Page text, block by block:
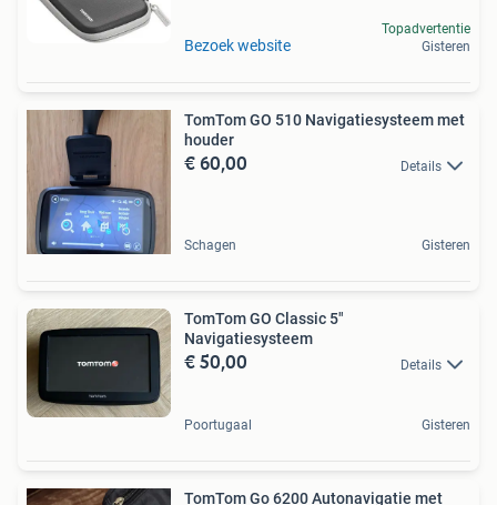
Bezoek website
Topadvertentie
Gisteren
TomTom GO 510 Navigatiesysteem met
houder
€ 60,00 Details
Schagen Gisteren
TomTom GO Classic 5"
Navigatiesysteem
€ 50,00 Details
Poortugaal Gisteren
TomTom Go 6200 Autonavigatie met